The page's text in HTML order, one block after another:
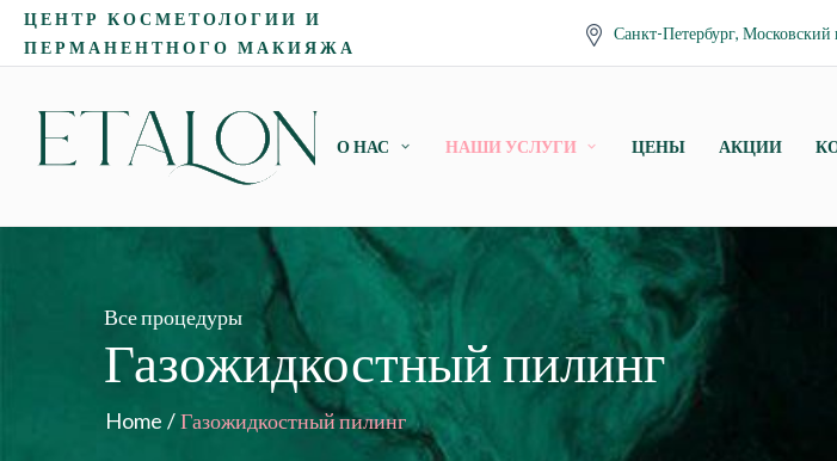
ЦЕНТР КОСМЕТОЛОГИИ И
ПЕРМАНЕНТНОГО МАКИЯЖА
Санкт-Петербург, Московский
О НАС НАШИ УСЛУГИ ЦЕНЫ АКЦИИ
Все процедуры
Газожидкостный пилинг
Home /Газожидкостный пилинг